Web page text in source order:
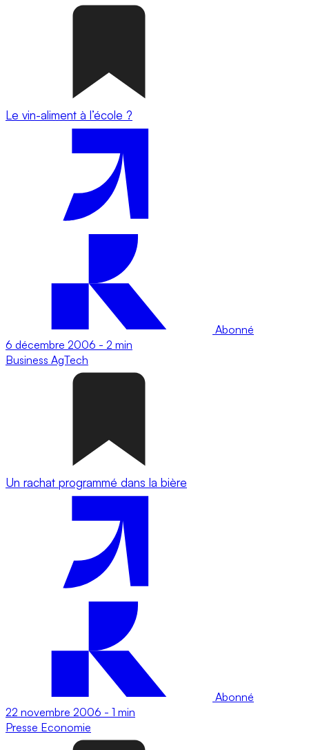
Le vin-aliment à l’école ?
Abonné
6 décembre 2006 - 2 min
Business AgTech
Un rachat programmé dans la bière
Abonné
22 novembre 2006 - 1 min
Presse Economie